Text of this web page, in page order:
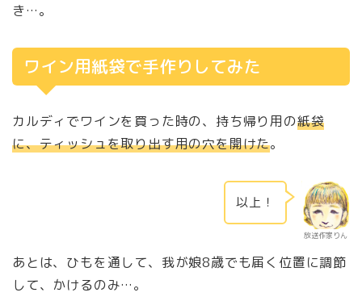
き…。
ワイン用紙袋で手作りしてみた
カルディでワインを買った時の、持ち帰り用の紙袋
に、ティッシュを取り出す用の穴を開けた。
放送作家りん
以上！
あとは、ひもを通して、我が娘8歳でも届く位置に調節
して、かけるのみ…。